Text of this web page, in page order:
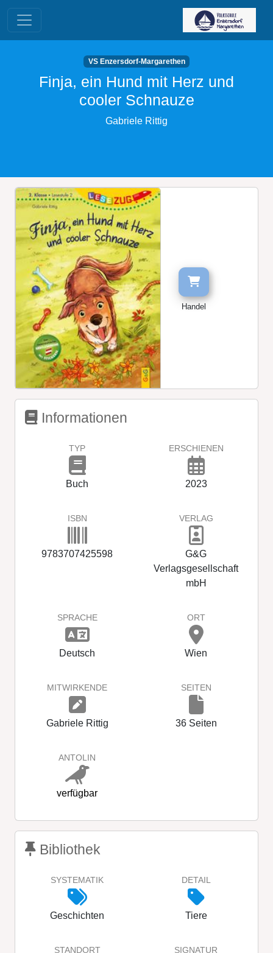
VS Enzersdorf-Margarethen
Finja, ein Hund mit Herz und
cooler Schnauze
Gabriele Rittig
Handel
Informationen
TYP
Buch
ERSCHIENEN
2023
ISBN
9783707425598
VERLAG
G&G
Verlagsgesellschaft
mbH
SPRACHE
Deutsch
ORT
Wien
MITWIRKENDE
Gabriele Rittig
SEITEN
36 Seiten
ANTOLIN
verfügbar
Bibliothek
SYSTEMATIK
Geschichten
DETAIL
Tiere
STANDORT SIGNATUR